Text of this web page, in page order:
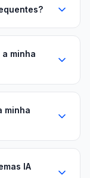
minha
minha
IA